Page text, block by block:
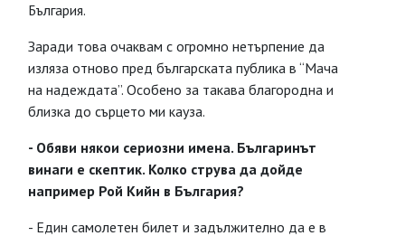
България.
Заради това очаквам с огромно нетърпение да
изляза отново пред българската публика в “Мача
на надеждата”. Особено за такава благородна и
близка до сърцето ми кауза.
- Обяви някои сериозни имена. Българинът
винаги е скептик. Колко струва да дойде
например Рой Кийн в България?
- Един самолетен билет и задължително да е в